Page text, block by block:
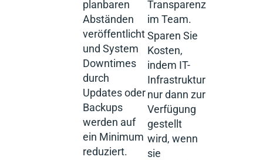
Transparenz
im Team.
Sparen Sie
Kosten,
indem IT-
Infrastruktur
nur dann zur
Verfügung
gestellt
wird, wenn
sie
planbaren
Abständen
veröffentlicht
und System
Downtimes
durch
Updates oder
Backups
werden auf
ein Minimum
reduziert.